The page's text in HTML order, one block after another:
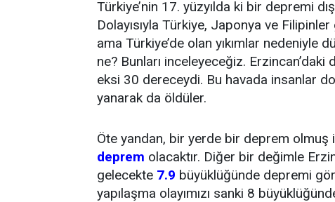
Türkiye’nin 17. yüzyılda ki bir depremi
Dolayısıyla Türkiye, Japonya ve
ama Türkiye’de olan yıkımlar nedeniyle
ne? Bunları inceleyeceğiz.
eksi 30 dereceydi. Bu havada insanlar
yanarak da öldüler.
Öte yandan, bir yerde bir deprem olmuş
deprem olacaktır. Diğer bir değimle
gelecekte 7.9 büyüklüğünde depremi
yapılaşma olayımızı sanki 8